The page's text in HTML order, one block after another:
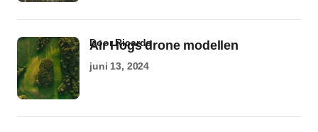
Air Hogs drone modellen
door Ricardo
juni 13, 2024